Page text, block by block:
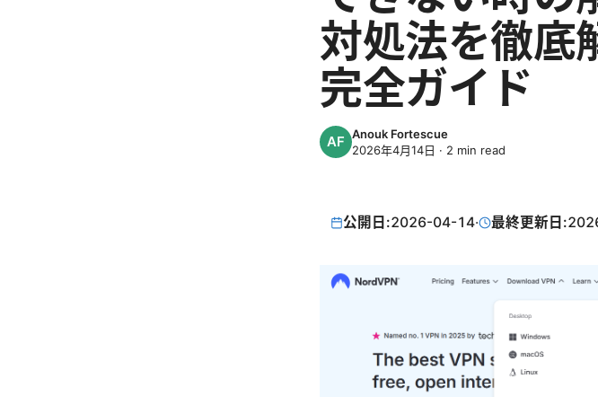
対処法を徹底
完全ガイド
Anouk Fortescue
2026年4月14日 · 2 min read
公開日:2026-04-14· 最終更新日: